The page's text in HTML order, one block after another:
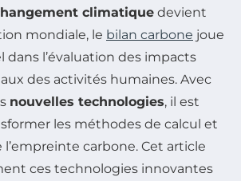
climatique devient
mondiale, le bilan carbone joue
dans l’évaluation des impacts
des activités humaines. Avec
nouvelles technologies, il est
les méthodes de calcul et
carbone. Cet article
ces technologies innovantes